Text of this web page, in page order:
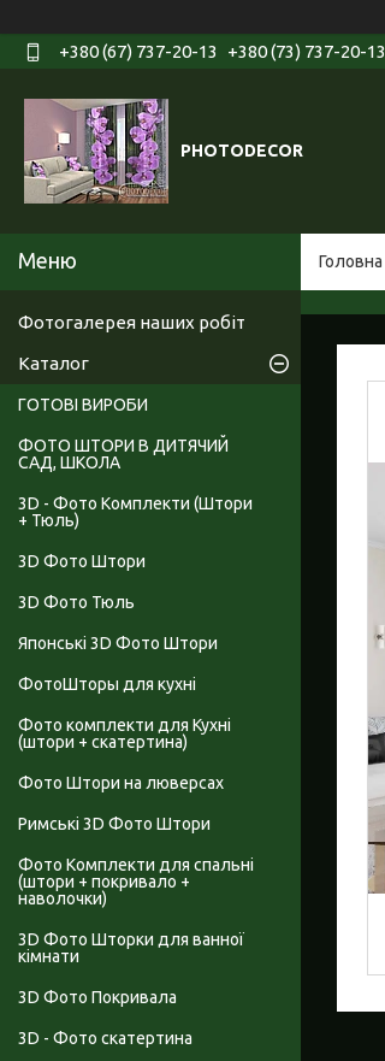
+380 (67) 737-20-13 +380 (73) 737-20-13
PHOTODECOR
Головна
Фотогалерея наших робіт
Каталог
ГОТОВІ ВИРОБИ
ФОТО ШТОРИ В ДИТЯЧИЙ
САД, ШКОЛА
3D - Фото Комплекти (Штори
+ Тюль)
3D Фото Штори
3D Фото Тюль
Японські 3D Фото Штори
ФотоШторы для кухні
Фото комплекти для Кухні
(штори + скатертина)
Фото Штори на люверсах
Римські 3D Фото Штори
Фото Комплекти для спальні
(штори + покривало +
наволочки)
3D Фото Шторки для ванної
кімнати
3D Фото Покривала
3D - Фото скатертина